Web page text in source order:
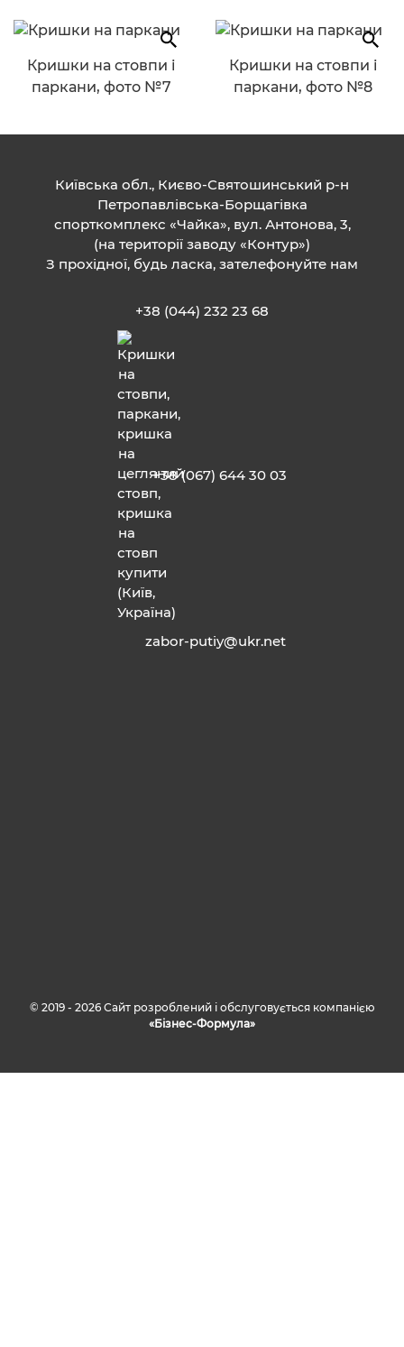
Кришки на стовпи і
паркани, фото №7
Кришки на стовпи і
паркани, фото №8
Київська обл., Києво-Святошинський р-н
Петропавлівська-Борщагівка
спорткомплекс «Чайка», вул. Антонова, 3,
(на території заводу «Контур»)
З прохідної, будь ласка, зателефонуйте нам
+38 (044) 232 23 68
+38 (067) 644 30 03
zabor-putiy@ukr.net
© 2019 - 2026 Сайт розроблений і обслуговується компанією
«Бізнес-Формула»